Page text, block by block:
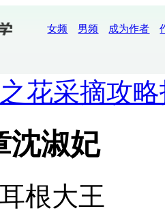
女频 男频 成为作者
花采摘攻
沈淑妃
根大王